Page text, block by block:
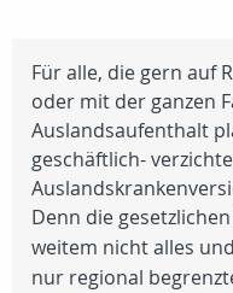
Für alle, die gern auf
oder mit der ganzen
Auslandsaufenthalt
geschäftlich-
Denn die
weitem nicht alles
nur regional